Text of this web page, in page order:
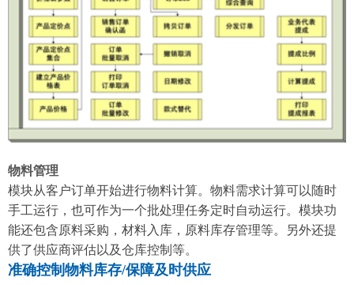
物料管理
模块从客户订单开始进行物料计算。物料需求计算可以随时
手工运行，也可作为一个批处理任务定时自动运行。模块功
能还包含原料采购，材料入库，原料库存管理等。另外还提
供了供应商评估以及仓库控制等。
准确控制物料库存/保障及时供应